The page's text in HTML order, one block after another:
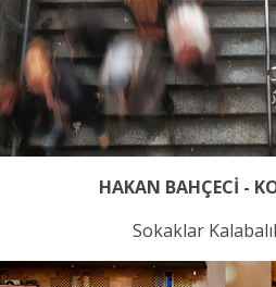
HAKAN BAHÇECİ -
Sokaklar